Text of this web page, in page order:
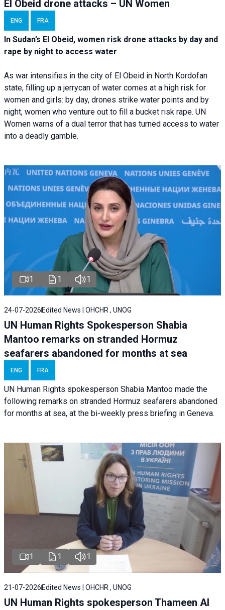
El Obeid drone attacks – UN Women
ENG FRA
In Sudan’s El Obeid, women risk drone attacks by day and
rape by night to access water
As war intensifies in the city of El Obeid in North Kordofan
state, filling up a jerrycan of water comes at a high risk for
women and girls: by day, drones strike water points and by
night, women who venture out to fill a bucket risk rape. UN
Women warns of a dual terror that has turned access to water
into a deadly gamble.
1 1 1
24-07-2026 Edited News | OHCHR , UNOG
UN Human Rights Spokesperson Shabia
Mantoo remarks on stranded Hormuz
seafarers abandoned for months at sea
ENG FRA
UN Human Rights spokesperson Shabia Mantoo made the
following remarks on stranded Hormuz seafarers abandoned
for months at sea, at the bi-weekly press briefing in Geneva.
1 1 1
21-07-2026 Edited News | OHCHR , UNOG
UN Human Rights spokesperson Thameen Al